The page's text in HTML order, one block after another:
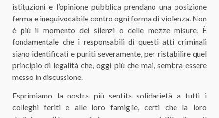
istituzioni e l’opinione pubblica prendano una posizione
ferma e inequivocabile contro ogni forma di violenza. Non
è più il momento dei silenzi o delle mezze misure. È
fondamentale che i responsabili di questi atti criminali
siano identificati e puniti severamente, per ristabilire quel
principio di legalità che, oggi più che mai, sembra essere
messo in discussione.
Esprimiamo la nostra più sentita solidarietà a tutti i
colleghi feriti e alle loro famiglie, certi che la loro